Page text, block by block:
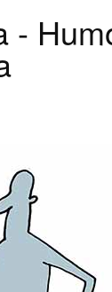
-